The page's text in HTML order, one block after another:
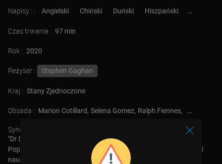
Napisy : : Angielski Chiński Duński Hiszpański Niemiecki
Czas trwania : 97 min
Rok : 2020
Reżyser : Stephen Gaghan
Kraj : Stany Zjednoczone
Obsada : Marion Cotillard Selena Gomez Ralph Fiennes Craig
Synopsis :
"Dr Dolittle odwrócił się od świata ludzi po śmierci swojej żony.
Popada w samotność, żyjąc w towarzystwie zwierząt, z którymi
nauczył się rozmawiać. Jednak gdy sama królowa Wiktoria